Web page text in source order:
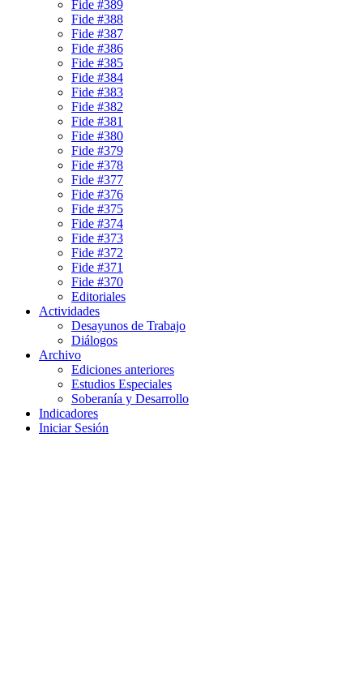
Fide #389
Fide #388
Fide #387
Fide #386
Fide #385
Fide #384
Fide #383
Fide #382
Fide #381
Fide #380
Fide #379
Fide #378
Fide #377
Fide #376
Fide #375
Fide #374
Fide #373
Fide #372
Fide #371
Fide #370
Editoriales
Actividades
Desayunos de Trabajo
Diálogos
Archivo
Ediciones anteriores
Estudios Especiales
Soberanía y Desarrollo
Indicadores
Iniciar Sesión